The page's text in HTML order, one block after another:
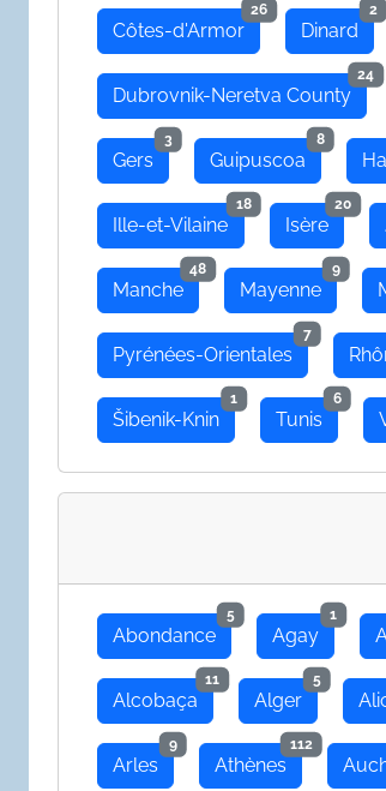
Côtes-d'Armor
26
Dinard
2
Dubrovnik-Neretva County
24
Gers
3
Guipuscoa
8
Ille-et-Vilaine
18
Isère
20
Manche
48
Mayenne
9
Pyrénées-Orientales
7
Šibenik-Knin
1
Tunis
6
Abondance
5
Agay
1
Alcobaça
11
Alger
5
Arles
9
Athènes
112